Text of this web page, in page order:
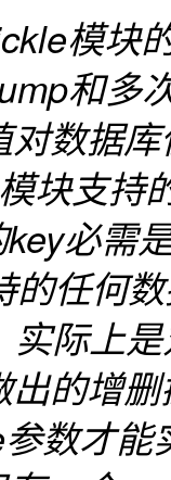
模块
和多
数据
块支持
必需
的任何
实际上
的增
数才能